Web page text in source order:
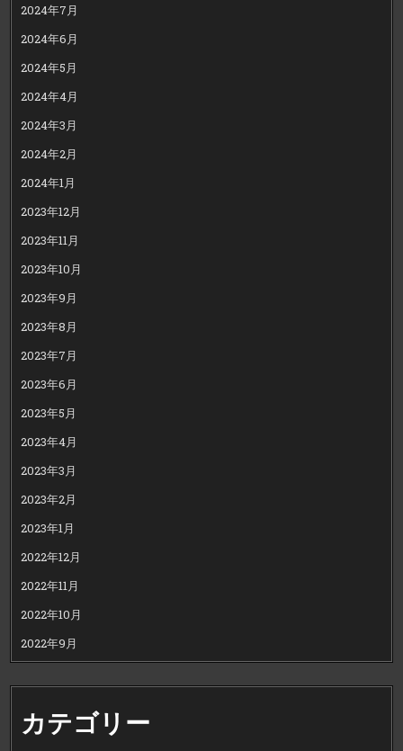
2024年7月
2024年6月
2024年5月
2024年4月
2024年3月
2024年2月
2024年1月
2023年12月
2023年11月
2023年10月
2023年9月
2023年8月
2023年7月
2023年6月
2023年5月
2023年4月
2023年3月
2023年2月
2023年1月
2022年12月
2022年11月
2022年10月
2022年9月
カテゴリー